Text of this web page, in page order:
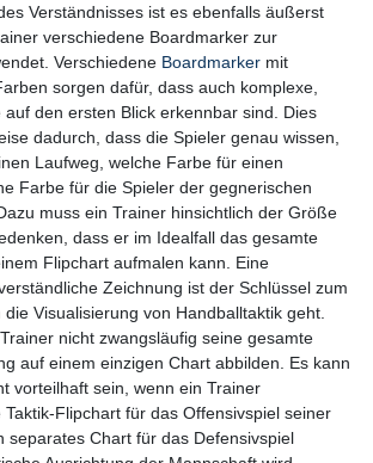
Verständnisses ist es ebenfalls äußerst
verschiedene Boardmarker zur
Verschiedene Boardmarker mit
sorgen dafür, dass auch komplexe,
auf den ersten Blick erkennbar sind. Dies
dadurch, dass die Spieler genau wissen,
Laufweg, welche Farbe für einen
Farbe für die Spieler der gegnerischen
muss ein Trainer hinsichtlich der Größe
dass er im Idealfall das gesamte
Flipchart aufmalen kann. Eine
Zeichnung ist der Schlüssel zum
Visualisierung von Handballtaktik geht.
nicht zwangsläufig seine gesamte
auf einem einzigen Chart abbilden. Es kann
vorteilhaft sein, wenn ein Trainer
Taktik-Flipchart für das Offensivspiel seiner
separates Chart für das Defensivspiel